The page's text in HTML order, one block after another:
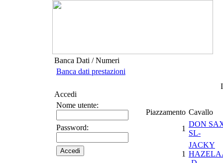
Banca Dati / Numeri
Banca dati prestazioni
Accedi
Nome utente:
Password:
Piazzamento Cavallo
1
DON
SL-
1
JACKY